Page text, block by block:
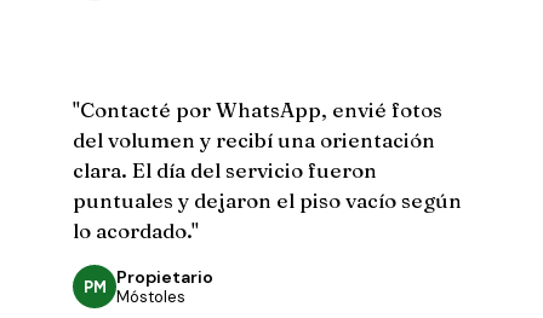
"Contacté por WhatsApp, envié fotos
del volumen y recibí una orientación
clara. El día del servicio fueron
puntuales y dejaron el piso vacío según
lo acordado."
PM Propietario
Móstoles